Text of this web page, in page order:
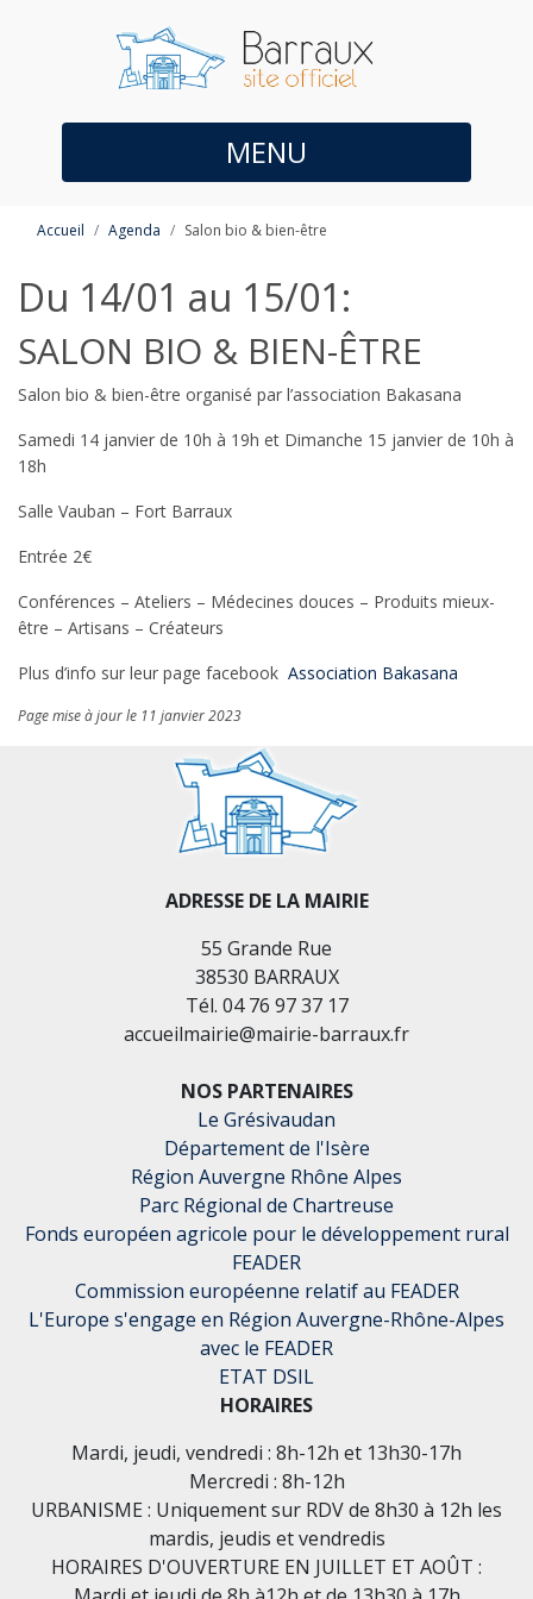
MENU
Accueil Agenda Salon bio & bien-être
Du 14/01 au 15/01:
SALON BIO & BIEN-ÊTRE
Salon bio & bien-être organisé par l’association Bakasana
Samedi 14 janvier de 10h à 19h et Dimanche 15 janvier de 10h à
18h
Salle Vauban – Fort Barraux
Entrée 2€
Conférences – Ateliers – Médecines douces – Produits mieux-
être – Artisans – Créateurs
Plus d’info sur leur page facebook Association Bakasana
Page mise à jour le 11 janvier 2023
ADRESSE DE LA MAIRIE
55 Grande Rue
38530 BARRAUX
Tél. 04 76 97 37 17
accueilmairie@mairie-barraux.fr
NOS PARTENAIRES
Le Grésivaudan
Département de l'Isère
Région Auvergne Rhône Alpes
Parc Régional de Chartreuse
Fonds européen agricole pour le développement rural
FEADER
Commission européenne relatif au FEADER
L'Europe s'engage en Région Auvergne-Rhône-Alpes
avec le FEADER
ETAT DSIL
HORAIRES
Mardi, jeudi, vendredi : 8h-12h et 13h30-17h
Mercredi : 8h-12h
URBANISME : Uniquement sur RDV de 8h30 à 12h les
mardis, jeudis et vendredis
HORAIRES D'OUVERTURE EN JUILLET ET AOÛT :